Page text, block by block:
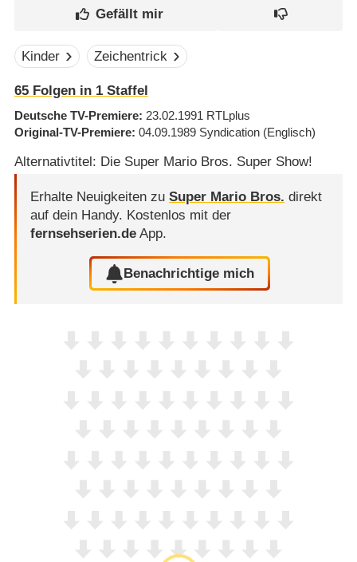
Kinder Zeichentrick
65Folgen in 1Staffel
Deutsche TV-Premiere 23.02.1991 RTLplus
Original-TV-Premiere 04.09.1989 Syndication (Englisch)
Alternativtitel: Die Super Mario Bros. Super Show!
Erhalte Neuigkeiten zu Super Mario Bros. direkt
auf dein Handy. Kostenlos mit der
fernsehserien.deApp.
Benachrichtige mich